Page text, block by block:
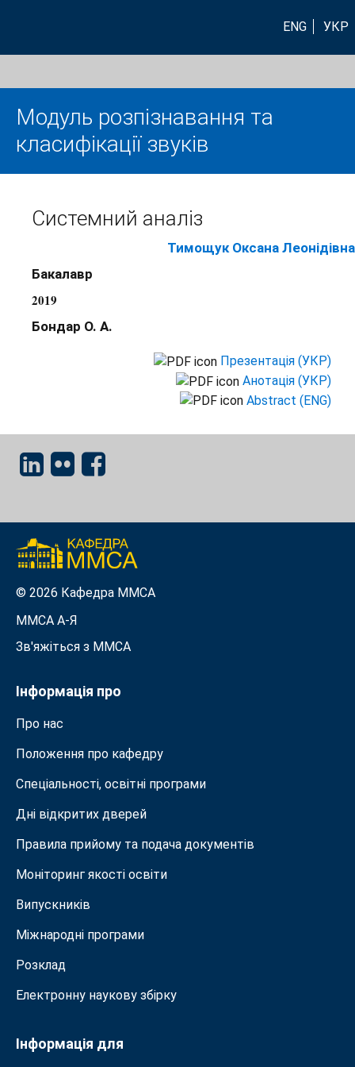
ENG УКР
Модуль розпізнавання та
класифікації звуків
Системний аналіз
Тимощук Оксана Леонідівна
Бакалавр
2019
Бондар О. А.
Презентація (УКР)
Анотація (УКР)
Abstract (ENG)
© 2026 Кафедра ММСА
ММСА A-Я
Зв'яжіться з MMСА
Інформація про
Про нас
Положення про кафедру
Спеціальності, освітні програми
Дні відкритих дверей
Правила прийому та подача документiв
Моніторинг якості освіти
Випускників
Міжнародні програми
Розклад
Електронну наукову збірку
Інформація для